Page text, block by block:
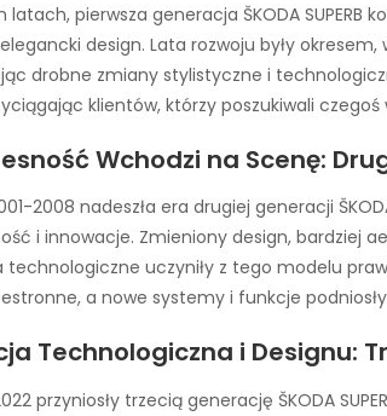
latach, pierwsza generacja ŠKODA SUPERB
design. Lata rozwoju były
drobne zmiany stylistyczne i
klientów, którzy poszukiwali czegoś
Wchodzi na Scenę:
2008 nadeszła era drugiej generacji
i innowacje. Zmieniony design, bardziej
technologiczne uczyniły z tego modelu
a nowe systemy i funkcje
Technologiczna i Designu:
przyniosły trzecią generację ŠKODA